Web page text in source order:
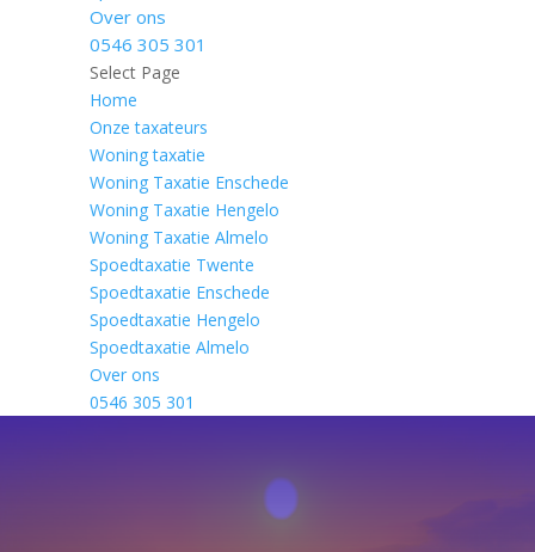
Over ons
0546 305 301
Select Page
Home
Onze taxateurs
Woning taxatie
Woning Taxatie Enschede
Woning Taxatie Hengelo
Woning Taxatie Almelo
Spoedtaxatie Twente
Spoedtaxatie Enschede
Spoedtaxatie Hengelo
Spoedtaxatie Almelo
Over ons
0546 305 301